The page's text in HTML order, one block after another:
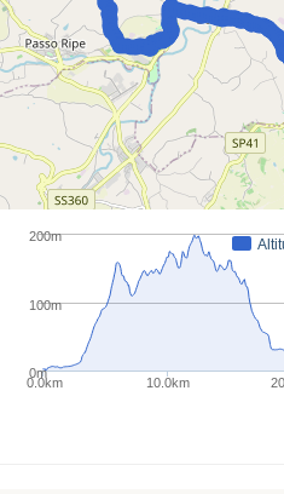
0.0km 10.0km
0m
100m
200m